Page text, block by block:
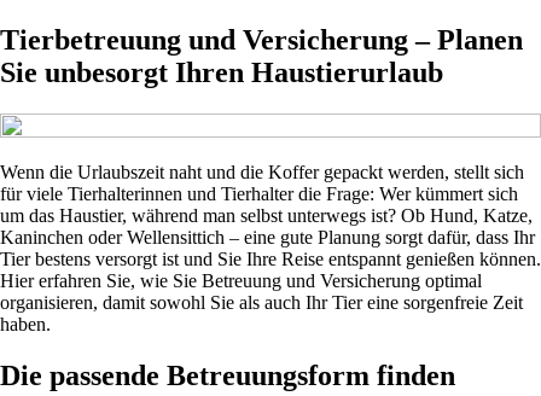
Tierbetreuung und Versicherung – Planen
Sie unbesorgt Ihren Haustierurlaub
Wenn die Urlaubszeit naht und die Koffer gepackt werden, stellt sich
für viele Tierhalterinnen und Tierhalter die Frage: Wer kümmert sich
um das Haustier, während man selbst unterwegs ist? Ob Hund, Katze,
Kaninchen oder Wellensittich – eine gute Planung sorgt dafür, dass Ihr
Tier bestens versorgt ist und Sie Ihre Reise entspannt genießen können.
Hier erfahren Sie, wie Sie Betreuung und Versicherung optimal
organisieren, damit sowohl Sie als auch Ihr Tier eine sorgenfreie Zeit
haben.
Die passende Betreuungsform finden